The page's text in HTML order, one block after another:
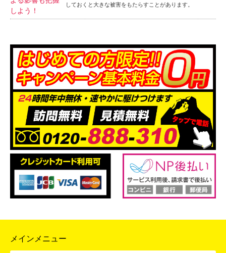
しておくと大きな被害をもたらすことがあります。
メインメニュー